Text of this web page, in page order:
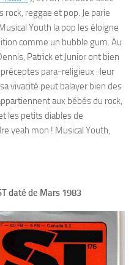
reggae et pop. Je parie
Youth la pop les éloigne
comme un bubble gum. Au
Patrick et Junior ont bien
para-religieux : leur
vivacité peut balayer bien des
aux bébés du rock,
les petits diables de
yeah mon ! Musical Youth,
daté de Mars 1983